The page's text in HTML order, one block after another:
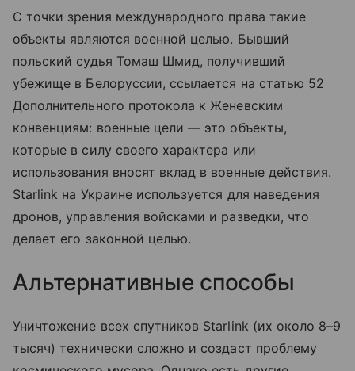
С точки зрения международного права такие
объекты являются военной целью. Бывший
польский судья Томаш Шмид, получивший
убежище в Белоруссии, ссылается на статью 52
Дополнительного протокола к Женевским
конвенциям: военные цели — это объекты,
которые в силу своего характера или
использования вносят вклад в военные действия.
Starlink на Украине используется для наведения
дронов, управления войсками и разведки, что
делает его законной целью.
Альтернативные способы
Уничтожение всех спутников Starlink (их около 8–9
тысяч) технически сложно и создаст проблему